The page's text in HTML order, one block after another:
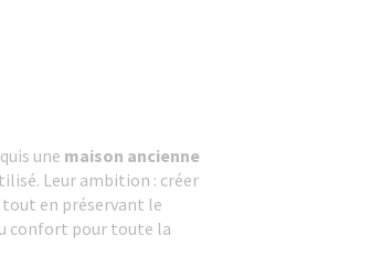
une maison ancienne
Leur ambition : créer
tout en préservant le
confort pour toute la